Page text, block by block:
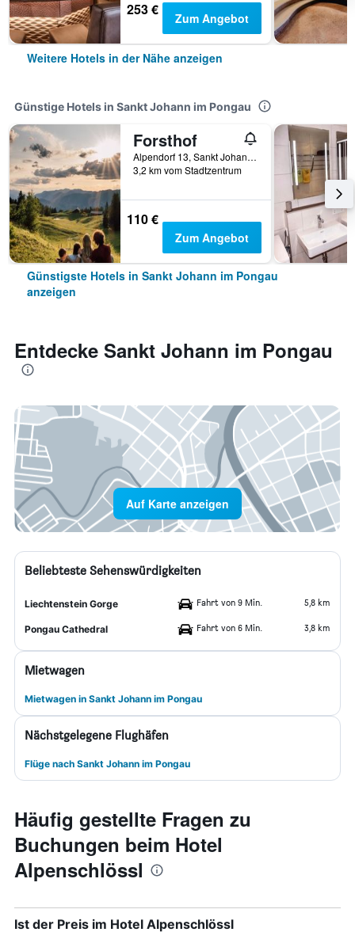
253 € Zum Angebot
Weitere Hotels in der Nähe anzeigen
Günstige Hotels in Sankt Johann im Pongau
Forsthof
Alpendorf 13, Sankt Johann im Pongau, Salzburg, Österreich
3,2 km vom Stadtzentrum
110 €
Zum Angebot
Günstigste Hotels in Sankt Johann im Pongau
anzeigen
Entdecke Sankt Johann im Pongau
Auf Karte anzeigen
Beliebteste Sehenswürdigkeiten
Liechtenstein Gorge Fahrt von 9 Min. 5,8 km
Pongau Cathedral Fahrt von 6 Min. 3,8 km
Mietwagen
Mietwagen in Sankt Johann im Pongau
Nächstgelegene Flughäfen
Flüge nach Sankt Johann im Pongau
Häufig gestellte Fragen zu
Buchungen beim Hotel
Alpenschlössl
Ist der Preis im Hotel Alpenschlössl